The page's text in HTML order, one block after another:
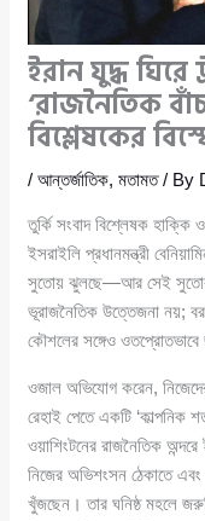
ইরান যুদ্ধ ঘিরে
‘রাজনৈতিক
বিশ্লেষকের
/আন্তর্জাতিক,মতামত/ By
তুর্কি সংবাদ বিশ্লেষক হাক্কি
ইসরাইলি প্রধানমন্ত্রী
সুতোয় ঝুলছে—আর সেই সুতোর
ভূরাজনৈতিক উত্তেজনা নয়;
কৌশলের সঙ্গেও
ওজাল অভিযোগ করেন, নিজেদের
রেহাই পেতে একটি ‘কাল্পনিক
ওয়াশিংটনের রাজনৈতিক
নিজের অভিশংসন ঠেকাতে এবং
খুঁজছেন। তার ঘনিষ্ঠ মহলে